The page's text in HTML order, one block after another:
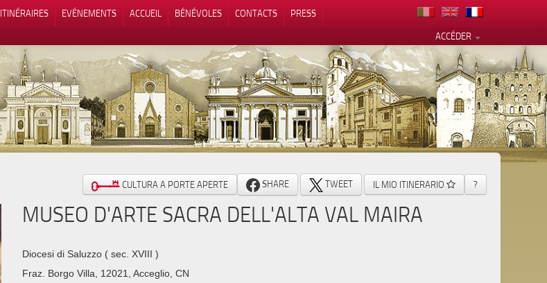
ITINÉRAIRES EVÉNEMENTS ACCUEIL BÉNÉVOLES CONTACTS
PRESS
ACCÉDER
CULTURA A PORTE APERTE SHARE TWEET IL MIO ITINERARIO ?
MUSEO D'ARTE SACRA DELL'ALTA VAL MAIRA
Diocesi di Saluzzo ( sec. XVIII )
Fraz. Borgo Villa, 12021, Acceglio, CN
Vos choix en matière de confidentialité